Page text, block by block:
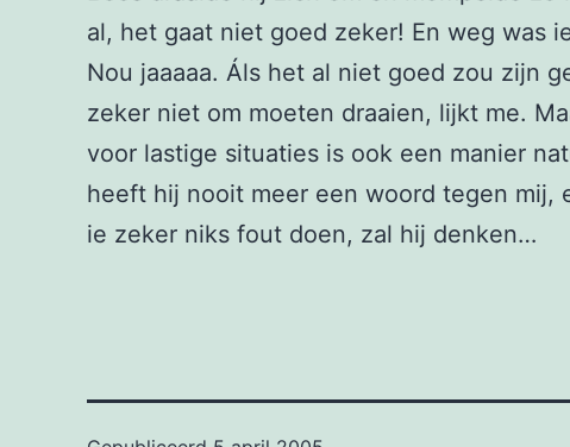
al, het gaat niet goed zeker! En weg was
Nou jaaaaa. Áls het al niet goed zou zijn
zeker niet om moeten draaien, lijkt me.
voor lastige situaties is ook een manier
heeft hij nooit meer een woord tegen mij,
ie zeker niks fout doen, zal hij denken…